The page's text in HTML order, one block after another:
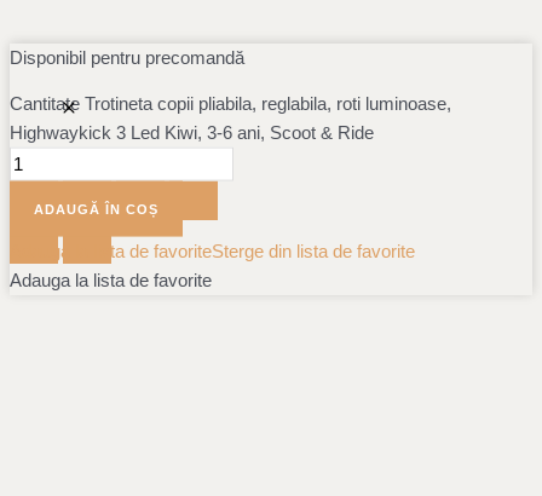
Disponibil pentru precomandă
Cantitate Trotineta copii pliabila, reglabila, roti luminoase,
Highwaykick 3 Led Kiwi, 3-6 ani, Scoot & Ride
ADAUGĂ ÎN COȘ
Adauga la lista de favoriteSterge din lista de favorite
Adauga la lista de favorite